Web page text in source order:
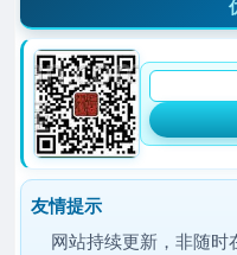
友情提示
网站持续更新，非随时